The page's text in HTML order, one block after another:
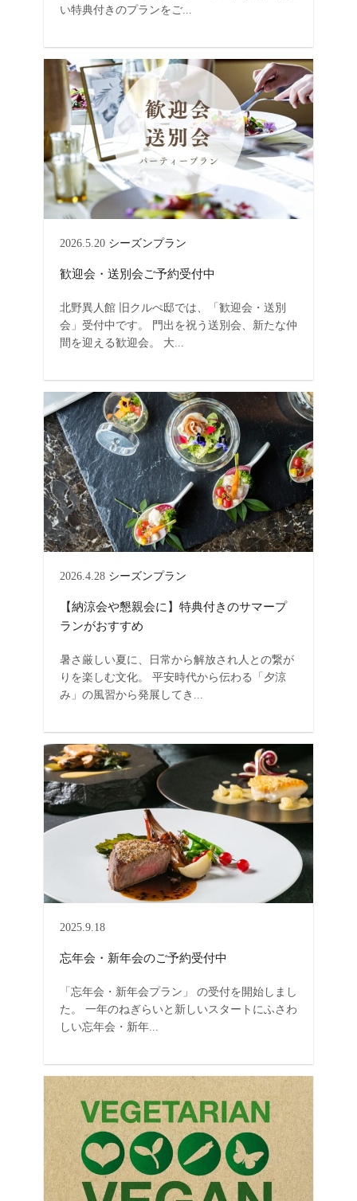
い特典付きのプランをご...
2026.5.20 シーズンプラン
歓迎会・送別会ご予約受付中
北野異人館 旧クルぺ邸では、「歓迎会・送別
会」受付中です。 門出を祝う送別会、新たな仲
間を迎える歓迎会。 大...
2026.4.28 シーズンプラン
【納涼会や懇親会に】特典付きのサマープ
ランがおすすめ
暑さ厳しい夏に、日常から解放され人との繋が
りを楽しむ文化。 平安時代から伝わる「夕涼
み」の風習から発展してき...
2025.9.18
忘年会・新年会のご予約受付中
「忘年会・新年会プラン」 の受付を開始しまし
た。 一年のねぎらいと新しいスタートにふさわ
しい忘年会・新年...